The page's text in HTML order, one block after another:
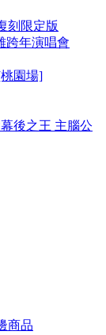
刻限定版
跨年演唱會
桃園場]
後之王 主腦公
商品